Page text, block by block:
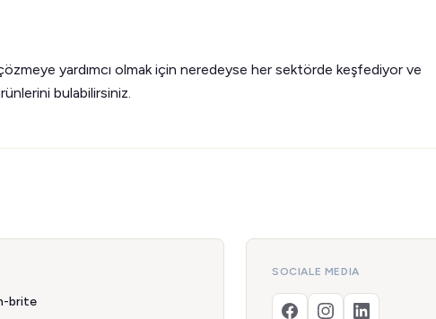
yardımcı olmak için neredeyse her sektörde keşfediyor ve
bulabilirsiniz.
brite
SOCIALE MEDIA